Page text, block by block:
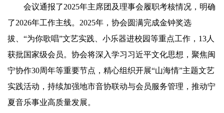
会议通报了2025年主席团及理事会履职考核情况，明确
了2026年工作主线。2025年，协会圆满完成金钟奖选
拔、“为你歌唱”文艺实践、小乐器进校园等重点工作，13人
获批国家级会员。协会将深入学习习近平文化思想，聚焦闽
宁协作30周年等重要节点，精心组织开展“山海情”主题文艺
实践活动，持续加强地市音协联动与会员服务管理，推动宁
夏音乐事业高质量发展。